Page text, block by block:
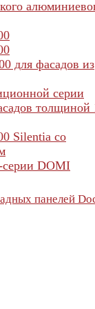
панелей
для фасадов из
серии
толщиной
Silentia со
DOMI